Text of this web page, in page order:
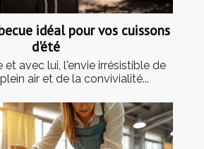
idéal pour vos cuissons
d'été
et avec lui, l'envie irrésistible de
air et de la convivialité...